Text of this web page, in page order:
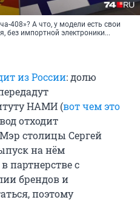
408»? А что, у модели есть свои
без импортной электроники...
из России: долю
НАМИ (вот чем это
отходит
столицы Сергей
на нём
партнерстве с
брендов и
поэтому